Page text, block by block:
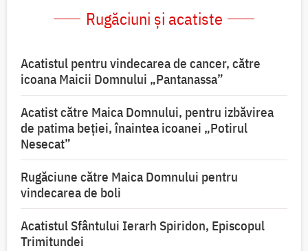
Rugăciuni și acatiste
Acatistul pentru vindecarea de cancer, către
icoana Maicii Domnului „Pantanassa”
Acatist către Maica Domnului, pentru izbăvirea
de patima beției, înaintea icoanei „Potirul
Nesecat”
Rugăciune către Maica Domnului pentru
vindecarea de boli
Acatistul Sfântului Ierarh Spiridon, Episcopul
Trimitundei